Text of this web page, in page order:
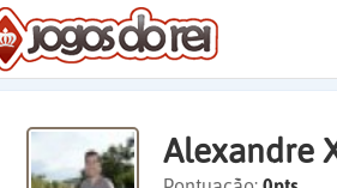
Alexandre